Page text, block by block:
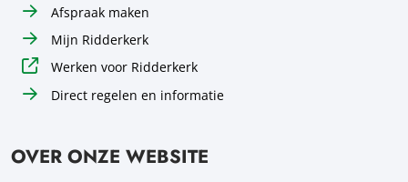
Afspraak maken
Mijn Ridderkerk
Werken voor Ridderkerk
Direct regelen en informatie
OVER ONZE WEBSITE